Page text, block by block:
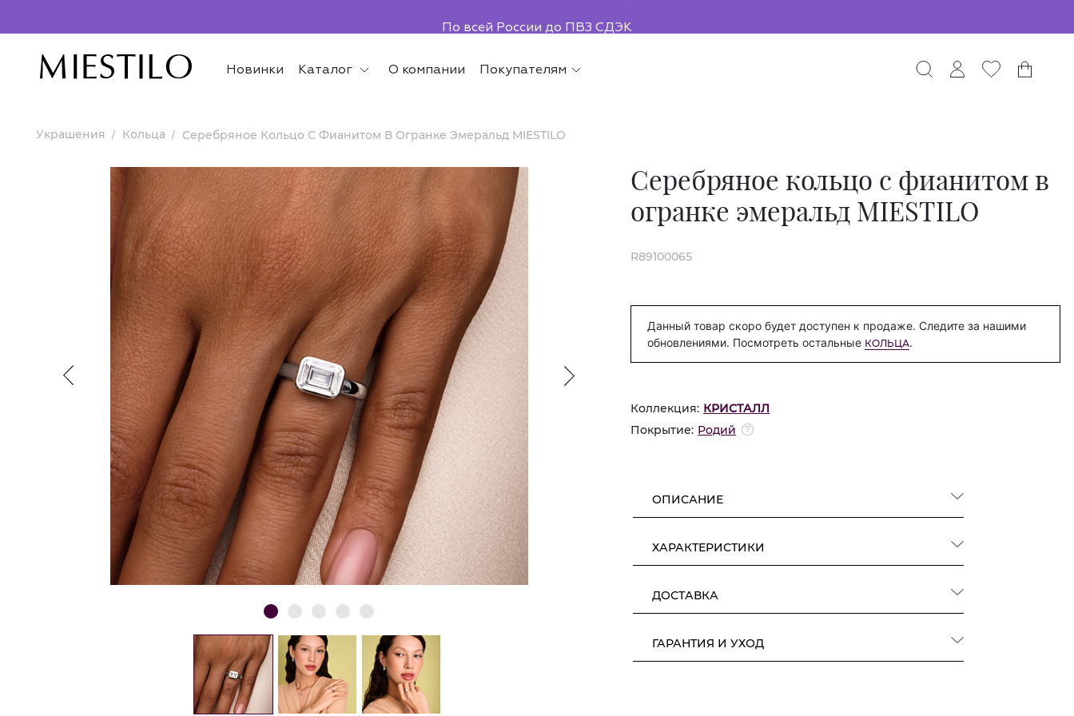
Новинки Каталог О компании Покупателям
Украшения Кольца Серебряное Кольцо С Фианитом В Огранке Эмеральд MIESTILO
Серебряное кольцо с фианитом в
огранке эмеральд MIESTILO
R89100065
Данный товар скоро будет доступен к продаже. Следите за нашими
обновлениями. Посмотреть остальные КОЛЬЦА.
Коллекция: КРИСТАЛЛ
Покрытие: Родий
ОПИСАНИЕ
ХАРАКТЕРИСТИКИ
ДОСТАВКА
ГАРАНТИЯ И УХОД